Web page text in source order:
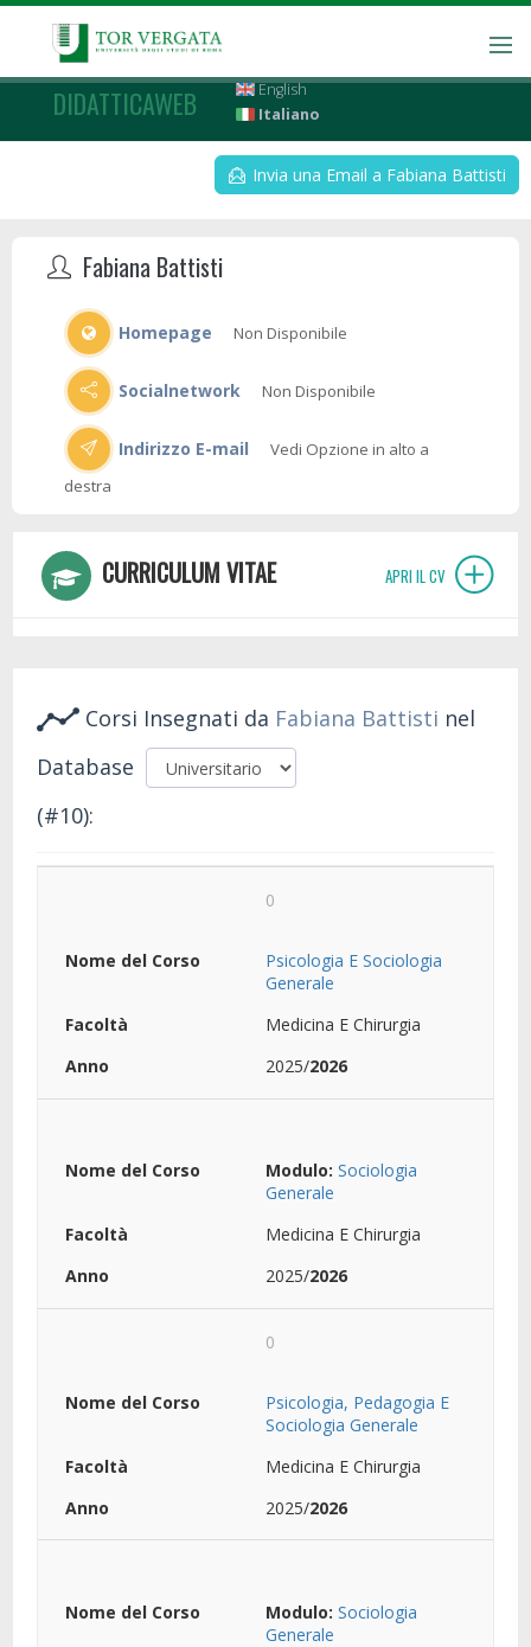
DIDATTICAWEB
English
Italiano
Invia una Email a Fabiana Battisti
Fabiana Battisti
Homepage Non Disponibile
Socialnetwork Non Disponibile
Indirizzo E-mail
Vedi Opzione in alto a
destra
CURRICULUM VITAE APRI IL CV
Corsi Insegnati da Fabiana Battisti
Database
(#10):
0
Psicologia E Sociologia
Generale
Medicina E Chirurgia
2025/2026
Modulo: Sociologia
Generale
Medicina E Chirurgia
2025/2026
0
Psicologia, Pedagogia E
Sociologia Generale
Medicina E Chirurgia
2025/2026
Modulo: Sociologia
Generale